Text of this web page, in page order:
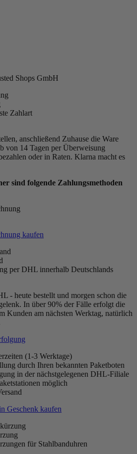
Shops GmbH
Zahlart
anschließend Zuhause die Ware
von 14 Tagen per Überweisung
oder in Raten. Klarna macht es
sind folgende Zahlungsmethoden
kaufen
per DHL innerhalb Deutschlands
- heute bestellt und morgen schon die
In über 90% der Fälle erfolgt die
Kunden am nächsten Werktag, natürlich
(1-3 Werktage)
durch Ihren bekannten Paketboten
in der nächstgelegenen DHL-Filiale
möglich
Geschenk kaufen
für Stahlbanduhren